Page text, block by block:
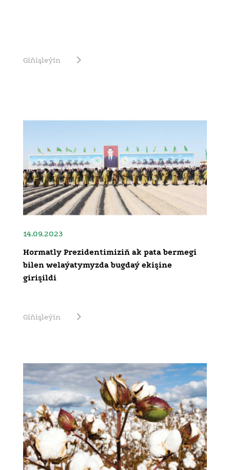
Giňişleýin
14.09.2023
Hormatly Prezidentimiziň ak pata bermegi
bilen welaýatymyzda bugdaý ekişine
girişildi
Giňişleýin